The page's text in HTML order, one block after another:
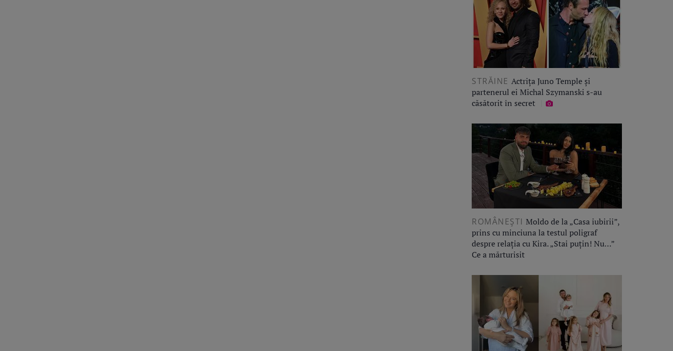
STRĂINE Actrița Juno Temple și
partenerul ei Michal Szymanski s-au
căsătorit în secret
ROMÂNEŞTI Moldo de la „Casa iubirii”,
prins cu minciuna la testul poligraf
despre relația cu Kira. „Stai puțin! Nu…”
Ce a mărturisit